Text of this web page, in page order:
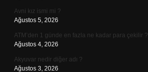
Avni kız ismi mi ?
Ağustos 5, 2026
ATM’den 1 günde en fazla ne kadar para çekilir ?
Ağustos 4, 2026
Akyuvar nedir diğer adı ?
Ağustos 3, 2026